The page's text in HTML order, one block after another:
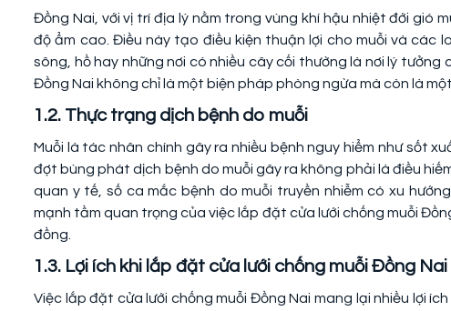
Đồng Nai, với vị trí địa lý nằm trong vùng khí hậu nhiệt đới gió
độ ẩm cao. Điều này tạo điều kiện thuận lợi cho muỗi và các
sông, hồ hay những nơi có nhiều cây cối thường là nơi lý
Đồng Nai không chỉ là một biện pháp phòng ngừa mà còn là
1.2. Thực trạng dịch bệnh do muỗi
Muỗi là tác nhân chính gây ra nhiều bệnh nguy hiểm như sốt
đợt bùng phát dịch bệnh do muỗi gây ra không phải là điều
quan y tế, số ca mắc bệnh do muỗi truyền nhiễm có xu
mạnh tầm quan trọng của việc lắp đặt cửa lưới chống muỗi
đồng.
1.3. Lợi ích khi lắp đặt cửa lưới chống muỗi Đồng Nai
Việc lắp đặt cửa lưới chống muỗi Đồng Nai mang lại nhiều lợi